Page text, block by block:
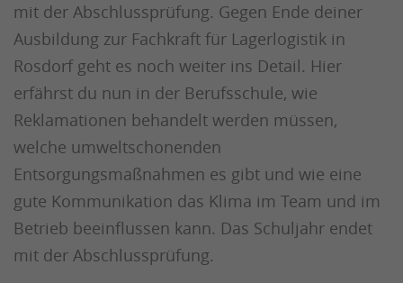
mit der Abschlussprüfung. Gegen Ende deiner
Ausbildung zur Fachkraft für Lagerlogistik in
Rosdorf geht es noch weiter ins Detail. Hier
erfährst du nun in der Berufsschule, wie
Reklamationen behandelt werden müssen,
welche umweltschonenden
Entsorgungsmaßnahmen es gibt und wie eine
gute Kommunikation das Klima im Team und im
Betrieb beeinflussen kann. Das Schuljahr endet
mit der Abschlussprüfung.